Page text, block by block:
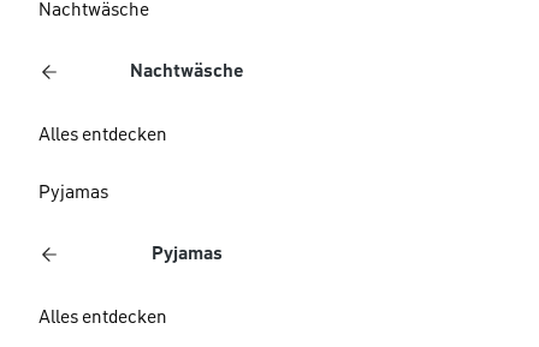
Nachtwäsche
Nachtwäsche
Alles entdecken
Pyjamas
Pyjamas
Alles entdecken